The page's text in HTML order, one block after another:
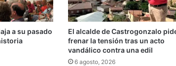
a su pasado
El alcalde de Castrogonzalo
frenar la tensión tras un acto
vandálico contra una edil
6 agosto, 2026